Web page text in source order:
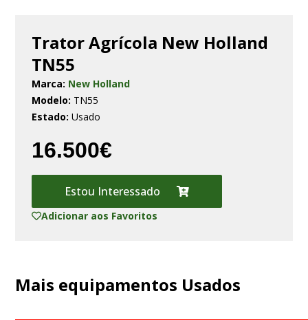
Trator Agrícola New Holland
TN55
Marca: New Holland
Modelo: TN55
Estado: Usado
16.500€
Estou Interessado
Adicionar aos Favoritos
Mais equipamentos Usados